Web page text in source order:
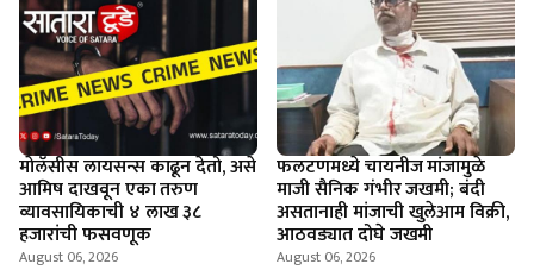
माेलॅसीस लायसन्स काढून देतो, असे
आमिष दाखवून एका तरुण
व्यावसायिकाची ४ लाख ३८
हजारांची फसवणूक
August 06, 2026
फलटणमध्ये चायनीज मांजामुळे
माजी सैनिक गंभीर जखमी; बंदी
असतानाही मांजाची खुलेआम विक्री,
आठवड्यात दोघे जखमी
August 06, 2026